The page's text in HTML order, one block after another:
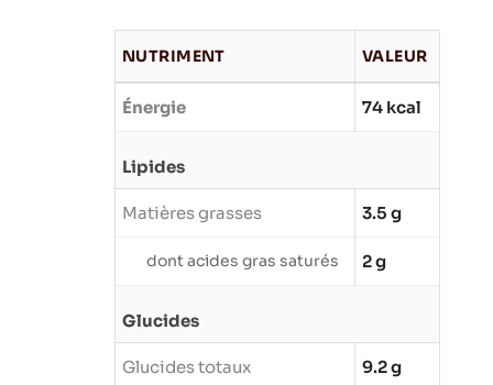
NUTRIMENT VALEUR
Énergie 74 kcal
Lipides
Matières grasses 3.5 g
dont acides gras saturés 2 g
Glucides
Glucides totaux 9.2 g